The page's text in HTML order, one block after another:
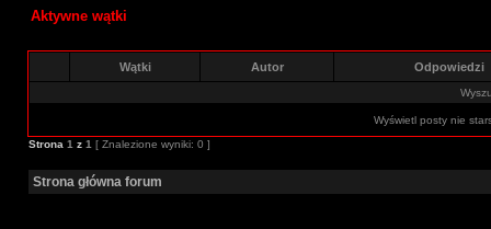
Aktywne wątki
Wątki Autor Odpowiedzi
Wyświetl posty nie
Strona 1 z 1 [ Znalezione wyniki: 0 ]
Strona główna forum